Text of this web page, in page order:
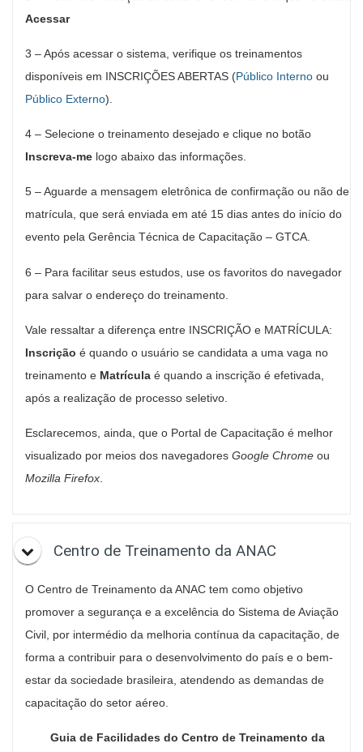
Acessar
3 – Após acessar o sistema, verifique os treinamentos
disponíveis em INSCRIÇÕES ABERTAS (Público Interno ou
Público Externo).
4 – Selecione o treinamento desejado e clique no botão
Inscreva-me logo abaixo das informações.
5 – Aguarde a mensagem eletrônica de confirmação ou não de
matrícula, que será enviada em até 15 dias antes do início do
evento pela Gerência Técnica de Capacitação – GTCA.
6 – Para facilitar seus estudos, use os favoritos do navegador
para salvar o endereço do treinamento.
Vale ressaltar a diferença entre INSCRIÇÃO e MATRÍCULA:
Inscrição é quando o usuário se candidata a uma vaga no
treinamento e Matrícula é quando a inscrição é efetivada,
após a realização de processo seletivo.
Esclarecemos, ainda, que o Portal de Capacitação é melhor
visualizado por meios dos navegadores Google Chrome ou
Mozilla Firefox
Centro de Treinamento da ANAC
O Centro de Treinamento da ANAC tem como objetivo
promover a segurança e a excelência do Sistema de Aviação
Civil, por intermédio da melhoria contínua da capacitação, de
forma a contribuir para o desenvolvimento do país e o bem-
estar da sociedade brasileira, atendendo as demandas de
capacitação do setor aéreo.
Guia de Facilidades do Centro de Treinamento da